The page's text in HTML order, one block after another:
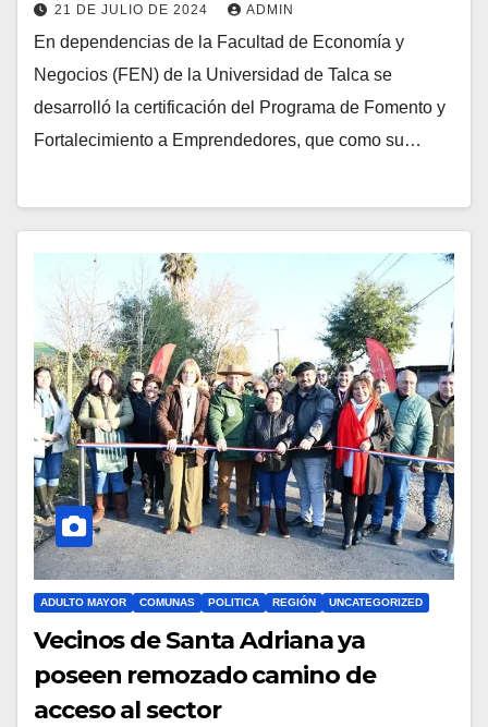
21 DE JULIO DE 2024 ADMIN
En dependencias de la Facultad de Economía y
Negocios (FEN) de la Universidad de Talca se
desarrolló la certificación del Programa de Fomento y
Fortalecimiento a Emprendedores, que como su…
ADULTO MAYOR COMUNAS POLITICA REGIÓN UNCATEGORIZED
Vecinos de Santa Adriana ya
poseen remozado camino de
acceso al sector